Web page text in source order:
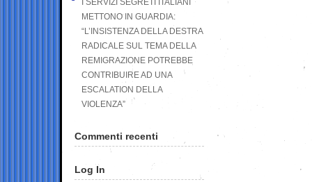
I SERVIZI SEGRETI ITALIANI
METTONO IN GUARDIA:
“L’INSISTENZA DELLA DESTRA
RADICALE SUL TEMA DELLA
REMIGRAZIONE POTREBBE
CONTRIBUIRE AD UNA
ESCALATION DELLA
VIOLENZA”
Commenti recenti
Log In